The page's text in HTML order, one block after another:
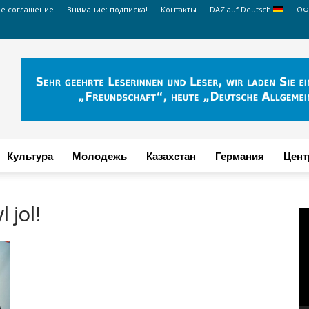
соглашение Внимание: подписка! Контакты DAZ auf Deutsch ОФ
Культура Молодежь Казахстан Германия
jol!